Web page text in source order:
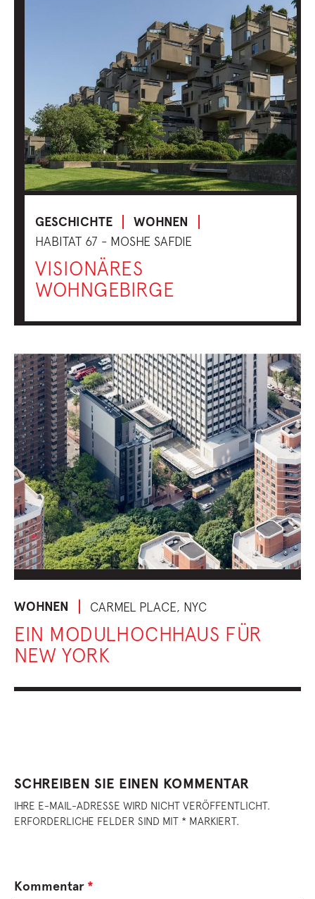
GESCHICHTE WOHNEN
HABITAT 67 - MOSHE SAFDIE
VISIONÄRES
WOHNGEBIRGE
WOHNEN CARMEL PLACE, NYC
EIN MODULHOCHHAUS FÜR
NEW YORK
SCHREIBEN SIE EINEN KOMMENTAR
IHRE E-MAIL-ADRESSE WIRD NICHT VERÖFFENTLICHT.
ERFORDERLICHE FELDER SIND MIT * MARKIERT.
Kommentar *